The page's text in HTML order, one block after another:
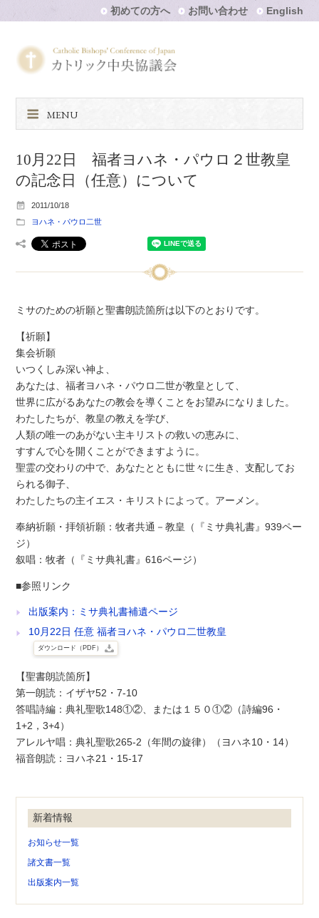
初めての方へ お問い合わせ English
MENU
10月22日 福者ヨハネ・パウロ２世教皇
の記念日（任意）について
2011/10/18
ヨハネ・パウロ二世
ミサのための祈願と聖書朗読箇所は以下のとおりです。
【祈願】
集会祈願
いつくしみ深い神よ、
あなたは、福者ヨハネ・パウロ二世が教皇として、
世界に広がるあなたの教会を導くことをお望みになりました。
わたしたちが、教皇の教えを学び、
人類の唯一のあがない主キリストの救いの恵みに、
すすんで心を開くことができますように。
聖霊の交わりの中で、あなたとともに世々に生き、支配してお
られる御子、
わたしたちの主イエス・キリストによって。アーメン。
奉納祈願・拝領祈願：牧者共通－教皇（『ミサ典礼書』939ペー
ジ）
叙唱：牧者（『ミサ典礼書』616ページ）
■参照リンク
出版案内：ミサ典礼書補遺ページ
10月22日 任意 福者ヨハネ・パウロ二世教皇
ダウンロード（PDF）
【聖書朗読箇所】
第一朗読：イザヤ52・7-10
答唱詩編：典礼聖歌148①②、または１５０①②（詩編96・
1+2，3+4）
アレルヤ唱：典礼聖歌265-2（年間の旋律）（ヨハネ10・14）
福音朗読：ヨハネ21・15-17
新着情報
お知らせ一覧
諸文書一覧
出版案内一覧